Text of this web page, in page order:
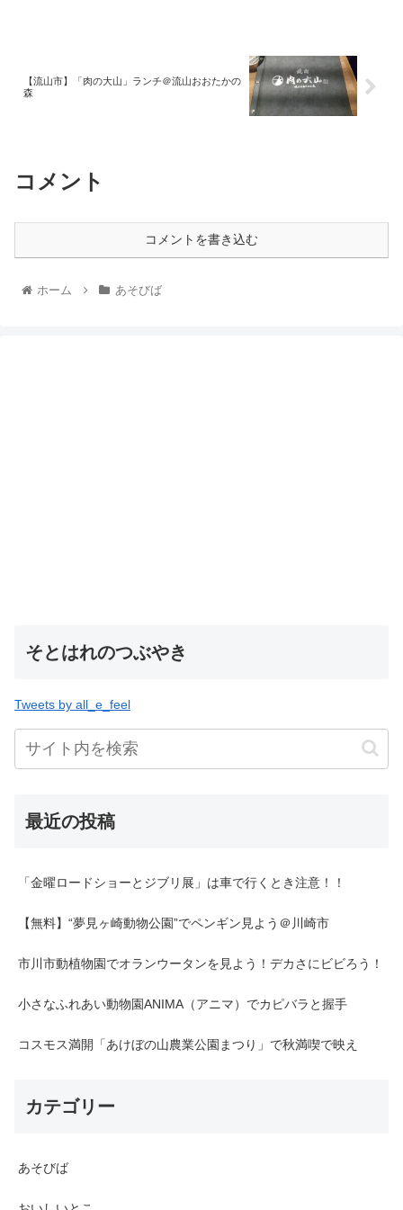
【流山市】「肉の大山」ランチ＠流山おおたかの
森
コメント
コメントを書き込む
ホーム あそびば
そとはれのつぶやき
Tweets by all_e_feel
最近の投稿
「金曜ロードショーとジブリ展」は車で行くとき注意！！
【無料】“夢見ヶ崎動物公園”でペンギン見よう＠川崎市
市川市動植物園でオランウータンを見よう！デカさにビビろう！
小さなふれあい動物園ANIMA（アニマ）でカピバラと握手
コスモス満開「あけぼの山農業公園まつり」で秋満喫で映え
カテゴリー
あそびば